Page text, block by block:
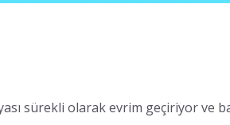
sürekli olarak evrim geçiriyor ve